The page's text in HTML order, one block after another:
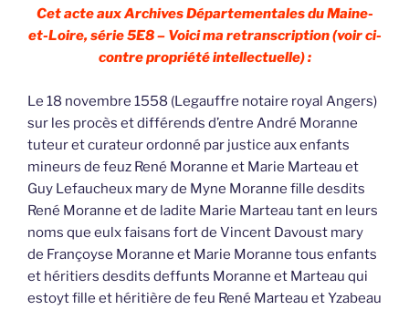
Cet acte aux Archives Départementales du Maine-
et-Loire, série 5E8 – Voici ma retranscription (voir ci-
contre propriété intellectuelle) :
Le 18 novembre 1558 (Legauffre notaire royal Angers)
sur les procès et différends d’entre André Moranne
tuteur et curateur ordonné par justice aux enfants
mineurs de feuz René Moranne et Marie Marteau et
Guy Lefaucheux mary de Myne Moranne fille desdits
René Moranne et de ladite Marie Marteau tant en leurs
noms que eulx faisans fort de Vincent Davoust mary
de Françoyse Moranne et Marie Moranne tous enfants
et héritiers desdits deffunts Moranne et Marteau qui
estoyt fille et héritière de feu René Marteau et Yzabeau